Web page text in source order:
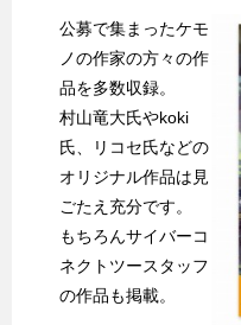
公募で集まったケモ
ノの作家の方々の作
品を多数収録。
村山竜大氏やkoki
氏、リコセ氏などの
オリジナル作品は見
ごたえ充分です。
もちろんサイバーコ
ネクトツースタッフ
の作品も掲載。